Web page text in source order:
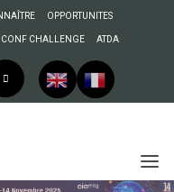
OPPORTUNITES
CHALLENGE ATDA